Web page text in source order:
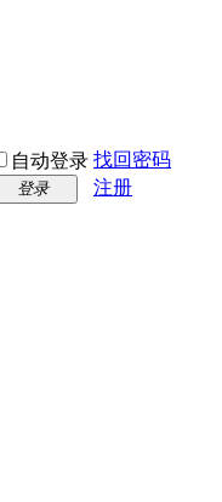
自动登录 找回密码
登录
注册